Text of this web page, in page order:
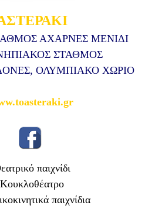
ΑΧΑΡΝΕΣ ΜΕΝΙΔΙ
ΣΤΑΘΜΟΣ
ΟΛΥΜΠΙΑΚΟ ΧΩΡΙΟ
παιχνίδι
Κουκλοθέατρο
παιχνίδια